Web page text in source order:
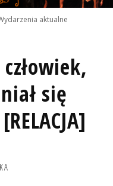
aktualne
się